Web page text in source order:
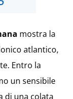
mostra la
atlantico,
Entro la
un sensibile
di una colata